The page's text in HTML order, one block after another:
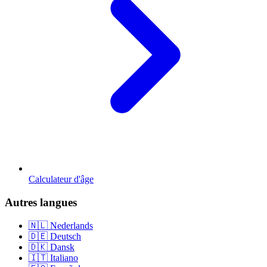
Calculateur d'âge
Autres langues
🇳🇱 Nederlands
🇩🇪 Deutsch
🇩🇰 Dansk
🇮🇹 Italiano